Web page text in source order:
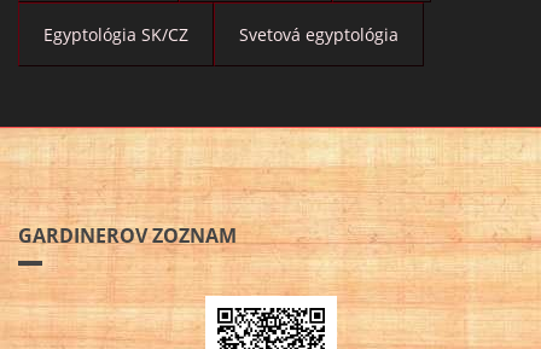
Egyptológia SK/CZ Svetová egyptológia
GARDINEROV ZOZNAM